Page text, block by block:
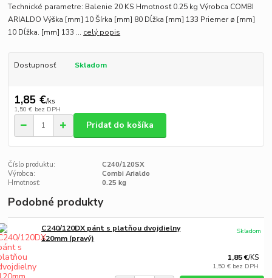
Technické parametre: Balenie 20 KS Hmotnosť 0.25 kg Výrobca COMBI
ARIALDO Výška [mm] 10 Šírka [mm] 80 Dĺžka [mm] 133 Priemer ø [mm]
10 Dĺžka. [mm] 133 ... celý popis
Dostupnosť Skladom
1,85 €/ks
1,50 € bez DPH
Pridať do košíka
Číslo produktu:
C240/120SX
Výrobca:
Combi Arialdo
Hmotnosť:
0.25 kg
Podobné produkty
C240/120DX pánt s platňou dvojdielny
120mm (pravý)
1,85 €/KS
1,50 € bez DPH
Skladom